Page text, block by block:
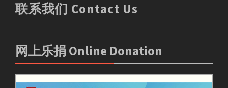
联系我们 Contact Us
网上乐捐 Online Donation